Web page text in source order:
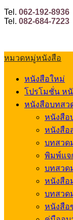
Tel. 062-192-8936
Tel. 082-684-7223
หมวดหมู่หนังสือ
หนังสือใหม่
โปรโมชั่น ห
หนังสือบทสว
หนังสือ
หนังสือ
บทสวด
พิมพ์แจ
บทสวด
หนังสือ
บทสวด
หนังสือ